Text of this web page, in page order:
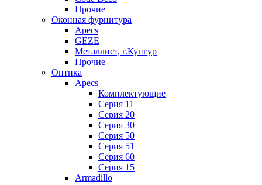
Прочие
Оконная фурнитура
Apecs
GEZE
Металлист, г.Кунгур
Прочие
Оптика
Apecs
Комплектующие
Серия 11
Серия 20
Серия 30
Серия 50
Серия 51
Серия 60
Серия 15
Armadillo